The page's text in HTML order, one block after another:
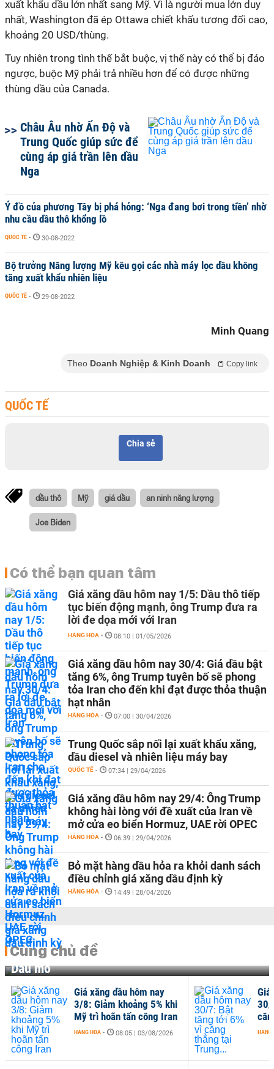
xuất khẩu dầu lớn nhất sang Mỹ. Vì là người mua lớn duy
nhất, Washington đã ép Ottawa chiết khấu tương đối cao,
khoảng 20 USD/thùng.
Tuy nhiên trong tình thế bắt buộc, vị thế này có thể bị đảo
ngược, buộc Mỹ phải trả nhiều hơn để có được những
thùng dầu của Canada.
Châu Âu nhờ Ấn Độ và
Trung Quốc giúp sức để
cùng áp giá trần lên dầu
Nga
Ý đồ của phương Tây bị phá hỏng: ‘Nga đang bơi trong tiền’ nhờ
nhu cầu dầu thô khổng lồ
QUỐC TẾ - 30-08-2022
Bộ trưởng Năng lượng Mỹ kêu gọi các nhà máy lọc dầu không
tăng xuất khẩu nhiên liệu
QUỐC TẾ - 29-08-2022
Minh Quang
Theo Doanh Nghiệp & Kinh Doanh Copy link
QUỐC TẾ
Chia sẻ
dầu thô Mỹ giá dầu an ninh năng lượng
Joe Biden
Có thể bạn quan tâm
Giá xăng dầu hôm nay 1/5: Dầu thô tiếp
tục biến động mạnh, ông Trump đưa ra
lời đe dọa mới với Iran
HÀNG HÓA - 08:10 | 01/05/2026
Giá xăng dầu hôm nay 30/4: Giá dầu bật
tăng 6%, ông Trump tuyên bố sẽ phong
tỏa Iran cho đến khi đạt được thỏa thuận
hạt nhân
HÀNG HÓA - 07:00 | 30/04/2026
Trung Quốc sắp nối lại xuất khẩu xăng,
dầu diesel và nhiên liệu máy bay
QUỐC TẾ - 07:34 | 29/04/2026
Giá xăng dầu hôm nay 29/4: Ông Trump
không hài lòng với đề xuất của Iran về
mở cửa eo biển Hormuz, UAE rời OPEC
HÀNG HÓA - 06:39 | 29/04/2026
Bỏ mặt hàng dầu hỏa ra khỏi danh sách
điều chỉnh giá xăng dầu định kỳ
HÀNG HÓA - 14:49 | 28/04/2026
Cùng chủ đề
Dầu mỏ
Giá xăng dầu hôm nay
3/8: Giảm khoảng 5% khi
Mỹ trì hoãn tấn công Iran
HÀNG HÓA - 08:05 | 03/08/2026
Giá
30/
HÀNG